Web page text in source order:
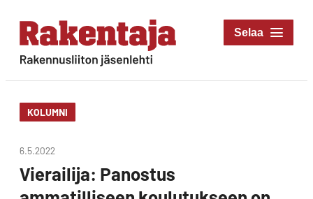
Siirry
suoraan
sisältöön
Rakentaja-lehti
KOLUMNI
6.5.2022
Vierailija: Panostus